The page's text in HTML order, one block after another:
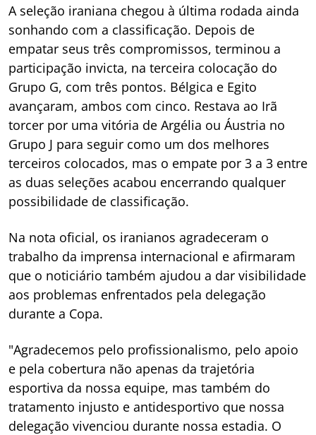
A seleção iraniana chegou à última rodada ainda
sonhando com a classificação. Depois de
empatar seus três compromissos, terminou a
participação invicta, na terceira colocação do
Grupo G, com três pontos. Bélgica e Egito
avançaram, ambos com cinco. Restava ao Irã
torcer por uma vitória de Argélia ou Áustria no
Grupo J para seguir como um dos melhores
terceiros colocados, mas o empate por 3 a 3 entre
as duas seleções acabou encerrando qualquer
possibilidade de classificação.
Na nota oficial, os iranianos agradeceram o
trabalho da imprensa internacional e afirmaram
que o noticiário também ajudou a dar visibilidade
aos problemas enfrentados pela delegação
durante a Copa.
"Agradecemos pelo profissionalismo, pelo apoio
e pela cobertura não apenas da trajetória
esportiva da nossa equipe, mas também do
tratamento injusto e antidesportivo que nossa
delegação vivenciou durante nossa estadia. O